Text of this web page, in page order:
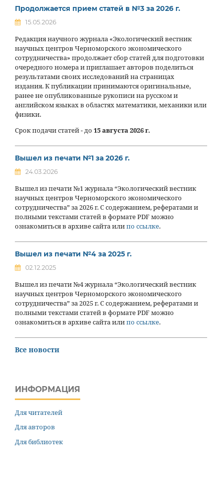
Продолжается прием статей в №3 за 2026 г.
15.05.2026
Редакция научного журнала «Экологический вестник
научных центров Черноморского экономического
сотрудничества» продолжает сбор статей для подготовки
очередного номера и приглашает авторов поделиться
результатами своих исследований на страницах
издания. К публикации принимаются оригинальные,
ранее не опубликованные рукописи на русском и
английском языках в областях математики, механики или
физики.
Срок подачи статей - до 15 августа 2026 г.
Вышел из печати №1 за 2026 г.
24.03.2026
Вышел из печати №1 журнала “Экологический вестник
научных центров Черноморского экономического
сотрудничества” за 2026 г. С содержанием, рефератами и
полными текстами статей в формате PDF можно
ознакомиться в архиве сайта илипо ссылке.
Вышел из печати №4 за 2025 г.
02.12.2025
Вышел из печати №4 журнала “Экологический вестник
научных центров Черноморского экономического
сотрудничества” за 2025 г. С содержанием, рефератами и
полными текстами статей в формате PDF можно
ознакомиться в архиве сайта илипо ссылке.
Все новости
ИНФОРМАЦИЯ
Для читателей
Для авторов
Для библиотек